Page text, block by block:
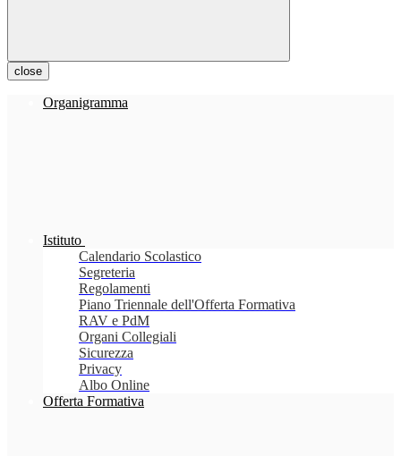
close
Organigramma
Istituto
Calendario Scolastico
Segreteria
Regolamenti
Piano Triennale dell'Offerta Formativa
RAV e PdM
Organi Collegiali
Sicurezza
Privacy
Albo Online
Offerta Formativa